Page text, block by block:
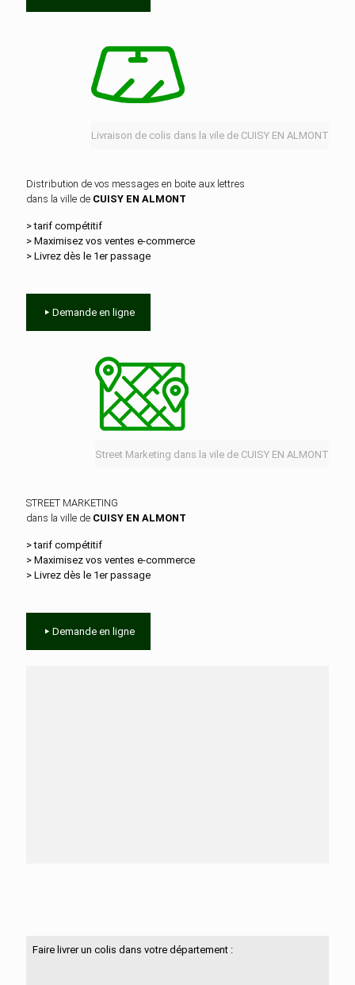
Livraison de colis dans la vile de CUISY EN ALMONT
Distribution de vos messages en boite aux lettres
dans la ville de CUISY EN ALMONT
> tarif compétitif
> Maximisez vos ventes e‑commerce
> Livrez dès le 1er passage
Demande en ligne
Street Marketing dans la vile de CUISY EN ALMONT
STREET MARKETING
dans la ville de CUISY EN ALMONT
> tarif compétitif
> Maximisez vos ventes e‑commerce
> Livrez dès le 1er passage
Demande en ligne
Faire livrer un colis dans votre département :